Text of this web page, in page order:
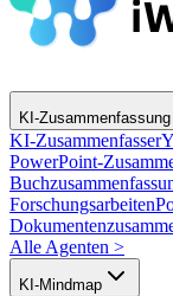
KI-Zusammenfassung
KI-Zusammenfasser
PowerPoint-
Forschungsarbeiten
Alle Agenten >
KI-Mindmap